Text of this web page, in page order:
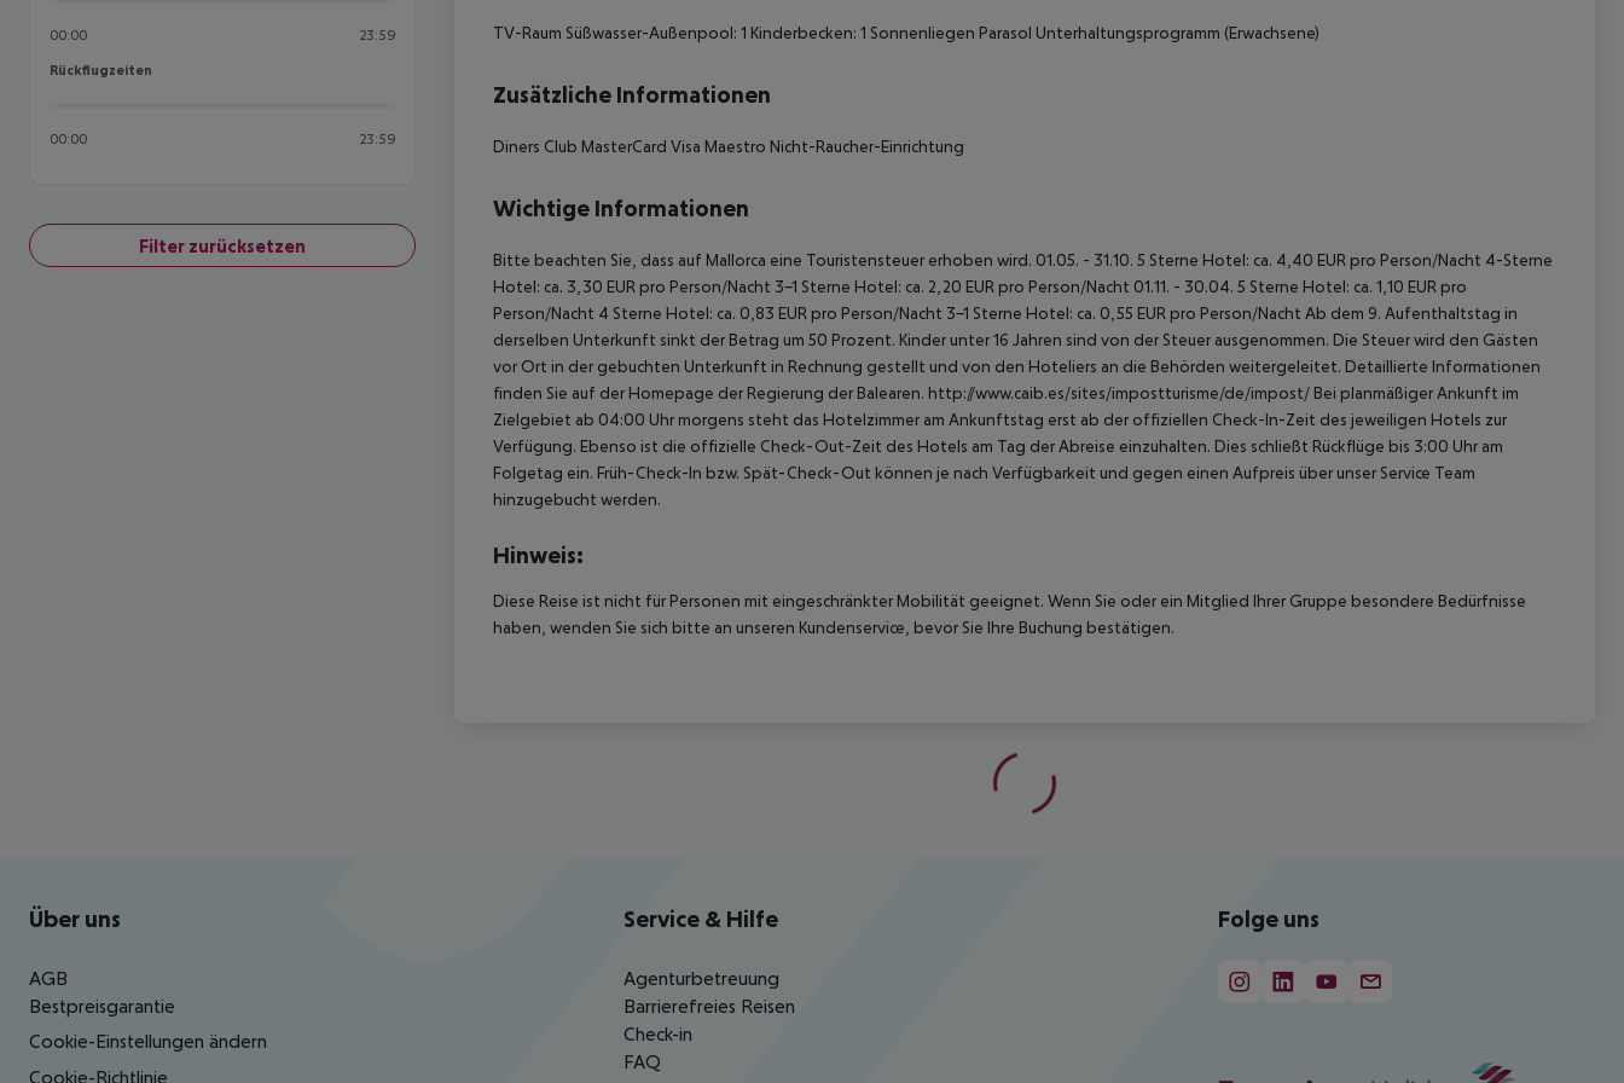
00:00 23:59
Rückflugzeiten
Rückflugzeiten
00:00 23:59
Filter zurücksetzen
TV-Raum Süßwasser-Außenpool: 1 Kinderbecken: 1 Sonnenliegen Parasol Unterhaltungsprogramm (Erwachsene)
Zusätzliche Informationen
Diners Club MasterCard Visa Maestro Nicht-Raucher-Einrichtung
Wichtige Informationen
Bitte beachten Sie, dass auf Mallorca eine Touristensteuer erhoben wird. 01.05. - 31.10. 5 Sterne Hotel: ca. 4,40 EUR pro Person/Nacht 4-Sterne
Hotel: ca. 3,30 EUR pro Person/Nacht 3-1 Sterne Hotel: ca. 2,20 EUR pro Person/Nacht 01.11. - 30.04. 5 Sterne Hotel: ca. 1,10 EUR pro
Person/Nacht 4 Sterne Hotel: ca. 0,83 EUR pro Person/Nacht 3-1 Sterne Hotel: ca. 0,55 EUR pro Person/Nacht Ab dem 9. Aufenthaltstag in
derselben Unterkunft sinkt der Betrag um 50 Prozent. Kinder unter 16 Jahren sind von der Steuer ausgenommen. Die Steuer wird den Gästen
vor Ort in der gebuchten Unterkunft in Rechnung gestellt und von den Hoteliers an die Behörden weitergeleitet. Detaillierte Informationen
finden Sie auf der Homepage der Regierung der Balearen. http://www.caib.es/sites/impostturisme/de/impost/ Bei planmäßiger Ankunft im
Zielgebiet ab 04:00 Uhr morgens steht das Hotelzimmer am Ankunftstag erst ab der offiziellen Check-In-Zeit des jeweiligen Hotels zur
Verfügung. Ebenso ist die offizielle Check-Out-Zeit des Hotels am Tag der Abreise einzuhalten. Dies schließt Rückflüge bis 3:00 Uhr am
Folgetag ein. Früh-Check-In bzw. Spät-Check-Out können je nach Verfügbarkeit und gegen einen Aufpreis über unser Service Team
hinzugebucht werden.
Hinweis:
Diese Reise ist nicht für Personen mit eingeschränkter Mobilität geeignet. Wenn Sie oder ein Mitglied Ihrer Gruppe besondere Bedürfnisse
haben, wenden Sie sich bitte an unseren Kundenservice, bevor Sie Ihre Buchung bestätigen.
Footer navigation
Über uns
AGB
Bestpreisgarantie
Cookie-Einstellungen ändern
Cookie-Richtlinie
Service & Hilfe
Agenturbetreuung
Barrierefreies Reisen
Check-in
FAQ
Folge uns